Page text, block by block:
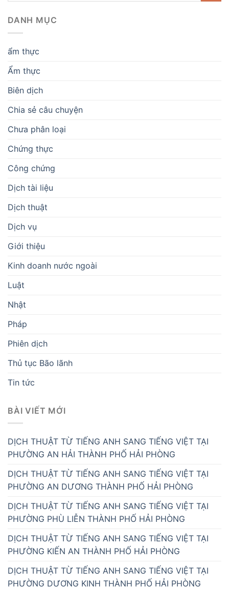
DANH MỤC
ẩm thực
Ẩm thực
Biên dịch
Chia sẻ câu chuyện
Chưa phân loại
Chứng thực
Công chứng
Dịch tài liệu
Dịch thuật
Dịch vụ
Giới thiệu
Kinh doanh nước ngoài
Luật
Nhật
Pháp
Phiên dịch
Thủ tục Bão lãnh
Tin tức
BÀI VIẾT MỚI
DỊCH THUẬT TỪ TIẾNG ANH SANG TIẾNG VIỆT TẠI
PHƯỜNG AN HẢI THÀNH PHỐ HẢI PHÒNG
DỊCH THUẬT TỪ TIẾNG ANH SANG TIẾNG VIỆT TẠI
PHƯỜNG AN DƯƠNG THÀNH PHỐ HẢI PHÒNG
DỊCH THUẬT TỪ TIẾNG ANH SANG TIẾNG VIỆT TẠI
PHƯỜNG PHÙ LIỄN THÀNH PHỐ HẢI PHÒNG
DỊCH THUẬT TỪ TIẾNG ANH SANG TIẾNG VIỆT TẠI
PHƯỜNG KIẾN AN THÀNH PHỐ HẢI PHÒNG
DỊCH THUẬT TỪ TIẾNG ANH SANG TIẾNG VIỆT TẠI
PHƯỜNG DƯƠNG KINH THÀNH PHỐ HẢI PHÒNG